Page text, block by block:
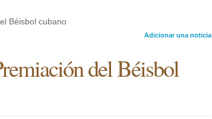
Béisbol cubano
Adicionar una noticia
del Béisbol